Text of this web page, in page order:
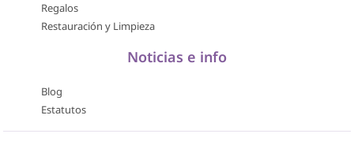
Regalos
Restauración y Limpieza
Noticias e info
Blog
Estatutos